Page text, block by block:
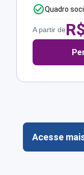
Quadro
A partir de
Acesse